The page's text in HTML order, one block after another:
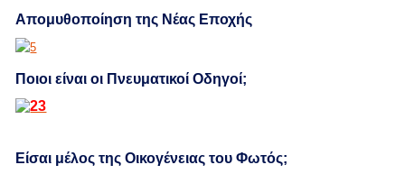
Απομυθοποίηση της Νέας Εποχής
Ποιοι είναι οι Πνευματικοί Οδηγοί;
Είσαι μέλος της Οικογένειας του Φωτός;